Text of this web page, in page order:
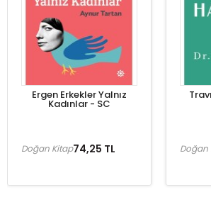
Ergen Erkekler Yalnız
Kadınlar - SC
74,25 TL
Doğan Kitap Doğan